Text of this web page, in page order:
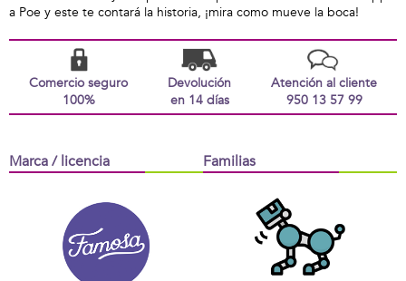
a Poe y este te contará la historia, ¡mira como mueve la boca!
Comercio seguro
100%
Devolución
en 14 días
Atención al cliente
950 13 57 99
Marca / licencia Familias